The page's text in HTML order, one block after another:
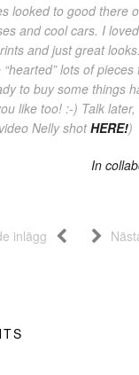
looked to good there
and cool cars. I
and just great
“hearted” lots of
to buy some things
like too! :-) Talk
Nelly shotHERE!)
In
inlägg